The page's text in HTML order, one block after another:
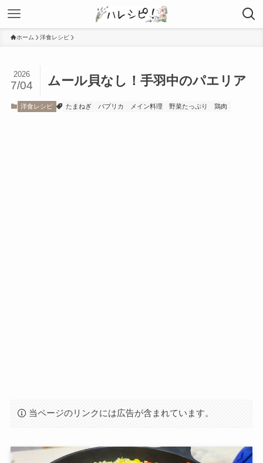
ホーム 洋食レシピ
ムール貝なし！手羽中のパエリア
2026
7/04
洋食レシピ たまねぎ パプリカ メイン料理 野菜たっぷり 鶏肉
当ページのリンクには広告が含まれています。